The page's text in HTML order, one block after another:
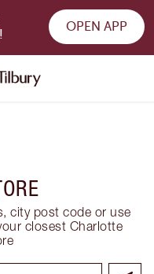
OPEN APP
city post code or use
closest Charlotte